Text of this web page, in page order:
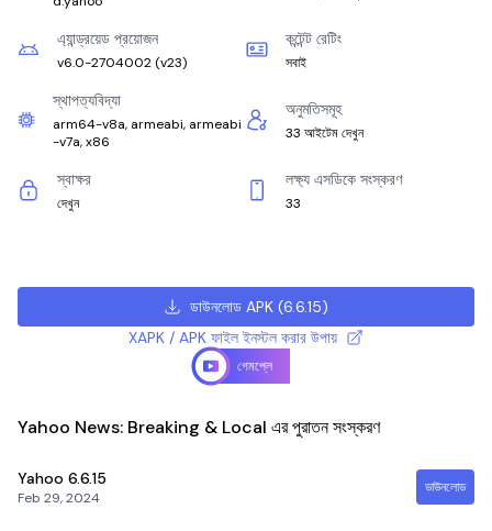
এ্যান্ড্রয়েড প্রয়োজন
v6.0-2704002 (v23)
কন্টেন্ট রেটিং
সবাই
স্থাপত্যবিদ্যা
arm64-v8a, armeabi, armeabi
-v7a, x86
অনুমতিসমূহ
33 আইটেম দেখুন
স্বাক্ষর
দেখুন
লক্ষ্য এসডিকে সংস্করণ
33
ডাউনলোড APK(6.6.15)
XAPK / APK ফাইল ইনস্টল করার উপায়
গেমপ্লে
Yahoo News: Breaking & Local এর পুরাতন সংস্করণ
Yahoo 6.6.15
Feb 29, 2024
ডাউনলোড